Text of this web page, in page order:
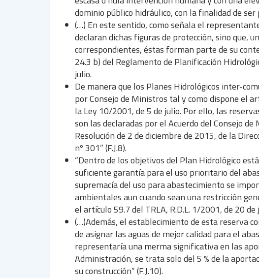
dominio público hidráulico, con la finalidad de
(…) En este sentido, como señala el
declaran dichas figuras de protección, sino que,
correspondientes, éstas forman parte de su
24.3 b) del Reglamento de Planificación
julio.
De manera que los Planes Hidrológicos inter-
por Consejo de Ministros tal y como dispone el
la Ley 10/2001, de 5 de julio. Por ello, las
son las declaradas por el Acuerdo del Consejo
Resolución de 2 de diciembre de 2015, de la
nº 301” (F.J.8).
“Dentro de los objetivos del Plan Hidrológico
suficiente garantía para el uso prioritario del
supremacía del uso para abastecimiento se
ambientales aun cuando sean una restricción
el artículo 59.7 del TRLA, R.D.L. 1/2001, de 20 de
(…)Además, el establecimiento de esta reserva
de asignar las aguas de mejor calidad para el
representaría una merma significativa en las
Administración, se trata solo del 5 % de la
su construcción” (F.J.10).